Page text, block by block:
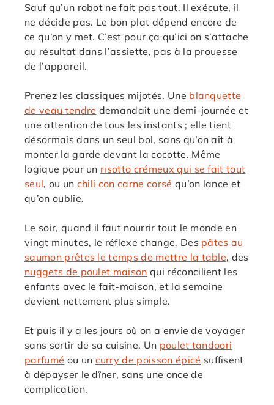
Sauf qu’un robot ne fait pas tout. Il exécute, il
ne décide pas. Le bon plat dépend encore de
ce qu’on y met. C’est pour ça qu’ici on s’attache
au résultat dans l’assiette, pas à la prouesse
de l’appareil.
Prenez les classiques mijotés. Une blanquette
de veau tendre demandait une demi-journée et
une attention de tous les instants ; elle tient
désormais dans un seul bol, sans qu’on ait à
monter la garde devant la cocotte. Même
logique pour un risotto crémeux qui se fait tout
seul, ou un chili con carne corsé qu’on lance et
qu’on oublie.
Le soir, quand il faut nourrir tout le monde en
vingt minutes, le réflexe change. Des pâtes au
saumon prêtes le temps de mettre la table, des
nuggets de poulet maison qui réconcilient les
enfants avec le fait-maison, et la semaine
devient nettement plus simple.
Et puis il y a les jours où on a envie de voyager
sans sortir de sa cuisine. Un poulet tandoori
parfumé ou un curry de poisson épicé suffisent
à dépayser le dîner, sans une once de
complication.